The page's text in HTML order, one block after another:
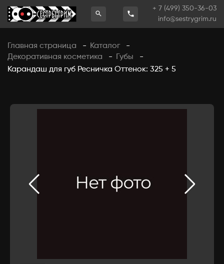
+ 7 (499) 350-36-03
info@sestrygrim.ru
Главная страница - Каталог
-
Декоративная косметика
- Губы
-
Карандаш для губ Ресничка Оттенок: 325 + 5